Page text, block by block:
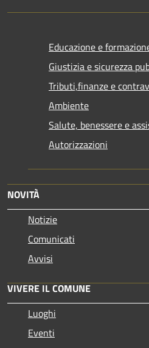
Educazione e
Giustizia e sicurezza
Tributi,finanze e
Ambiente
Salute, benessere e
Autorizzazioni
NOVITÀ
Notizie
Comunicati
Avvisi
VIVERE IL COMUNE
Luoghi
Eventi